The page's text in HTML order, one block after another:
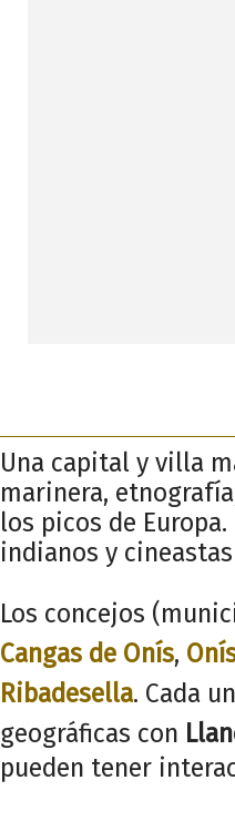
Una capital y villa
marinera,
los picos de
indianos y
Los concejos
Cangas de Onís,
Ribadesella. Cada
geográficas con
pueden tener